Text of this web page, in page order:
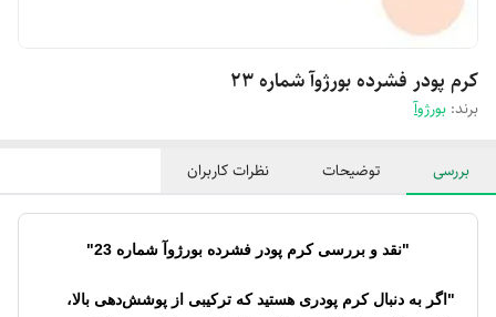
کرم پودر فشرده بورژ‌وآ شماره 23
برند: بورژوآ
بررسی توضیحات نظرات کاربران
"نقد و بررسی کرم پودر فشرده بورژوآ شماره 23"
"اگر به دنبال کرم پودری هستید که ترکیبی از پوشش‌دهی بالا،